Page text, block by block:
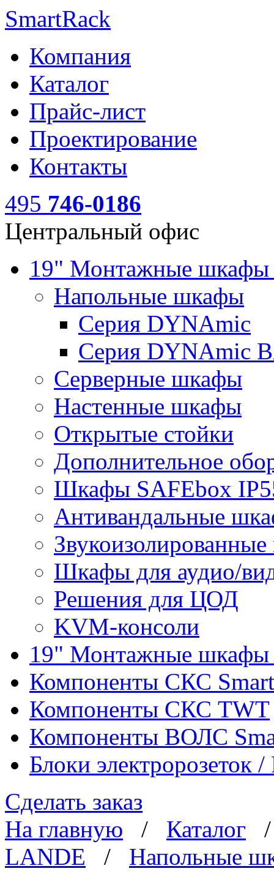
SmartRack
Компания
Каталог
Прайс-лист
Проектирование
Контакты
495 746-0186
Центральный офис
19" Монтажные
Напольные шкафы
Серия DYNAmic
Серия DYNAmic
Серверные шкафы
Настенные шкафы
Открытые стойки
Дополнительное
Шкафы SAFEbox
Антивандальные
Шкафы для аудио/
Решения для ЦОД
KVM-консоли
19" Монтажные шкафы
Компоненты СКС
Компоненты СКС TWT
Компоненты ВОЛС
Блоки электророзеток
Сделать заказ
На главную / Каталог
LANDE / Напольные